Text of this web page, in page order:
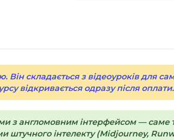
Заповніть всі поля
Оплатіть зручним
Після оплати
курсами.
складається з відеоуроків для
відкривається одразу після оплати.
з англомовним інтерфейсом — саме
штучного інтелекту (Midjourney,